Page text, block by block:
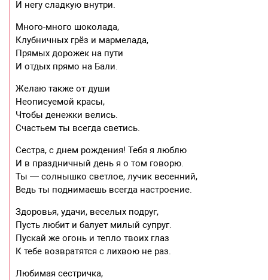
И негу сладкую внутри.
Много-много шоколада,
Клубничных грёз и мармелада,
Прямых дорожек на пути
И отдых прямо на Бали.
Желаю также от души
Неописуемой красы,
Чтобы денежки велись.
Счастьем ты всегда светись.
Сестра, с днем рождения! Тебя я люблю
И в праздничный день я о том говорю.
Ты — солнышко светлое, лучик весенний,
Ведь ты поднимаешь всегда настроение.
Здоровья, удачи, веселых подруг,
Пусть любит и балует милый супруг.
Пускай же огонь и тепло твоих глаз
К тебе возвратятся с лихвою не раз.
Любимая сестричка,